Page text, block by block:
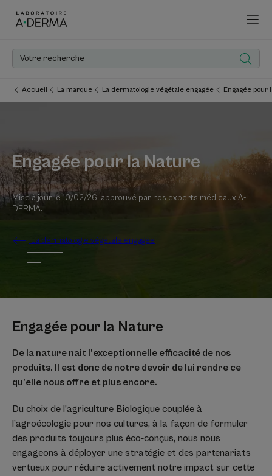
Accueil La marque La dermatologie végétale engagée Engagée pour
Engagée pour la Nature
Mise à jour le 10/02/26, approuvé par nos experts médicaux A-
DERMA.
La dermatologie végétale engagée
Engagée pour la Nature
De la nature nait l’exceptionnelle efficacité de nos
produits. Il est donc de notre devoir de lui rendre ce
qu’elle nous offre et plus encore.
Du choix de l’agriculture Biologique couplée à
l’agroécologie pour nos cultures, à la façon de formuler
des produits toujours plus éco-conçus, nous nous
engageons à déployer une stratégie et des partenariats
vertueux pour réduire activement notre impact sur cette